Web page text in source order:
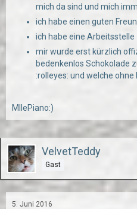
mich da sind und mich
ich habe einen guten
ich habe eine Arbeitsstelle
mir wurde erst kürzlich
bedenkenlos Schokolade
:rolleyes: und welche
MllePiano:)
VelvetTeddy
Gast
5. Juni 2016